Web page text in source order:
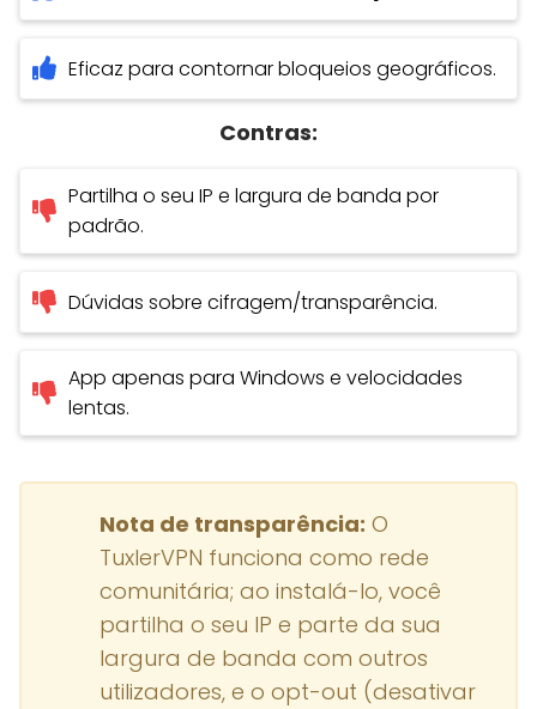
Eficaz para contornar bloqueios geográficos.
Contras:
Partilha o seu IP e largura de banda por
padrão.
Dúvidas sobre cifragem/transparência.
App apenas para Windows e velocidades
lentas.
Nota de transparência: O
TuxlerVPN funciona como rede
comunitária; ao instalá-lo, você
partilha o seu IP e parte da sua
largura de banda com outros
utilizadores, e o opt-out (desativar